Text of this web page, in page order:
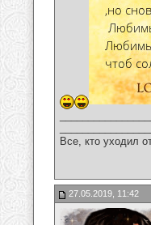
Все, кто уходил
27.05.2019, 11:42